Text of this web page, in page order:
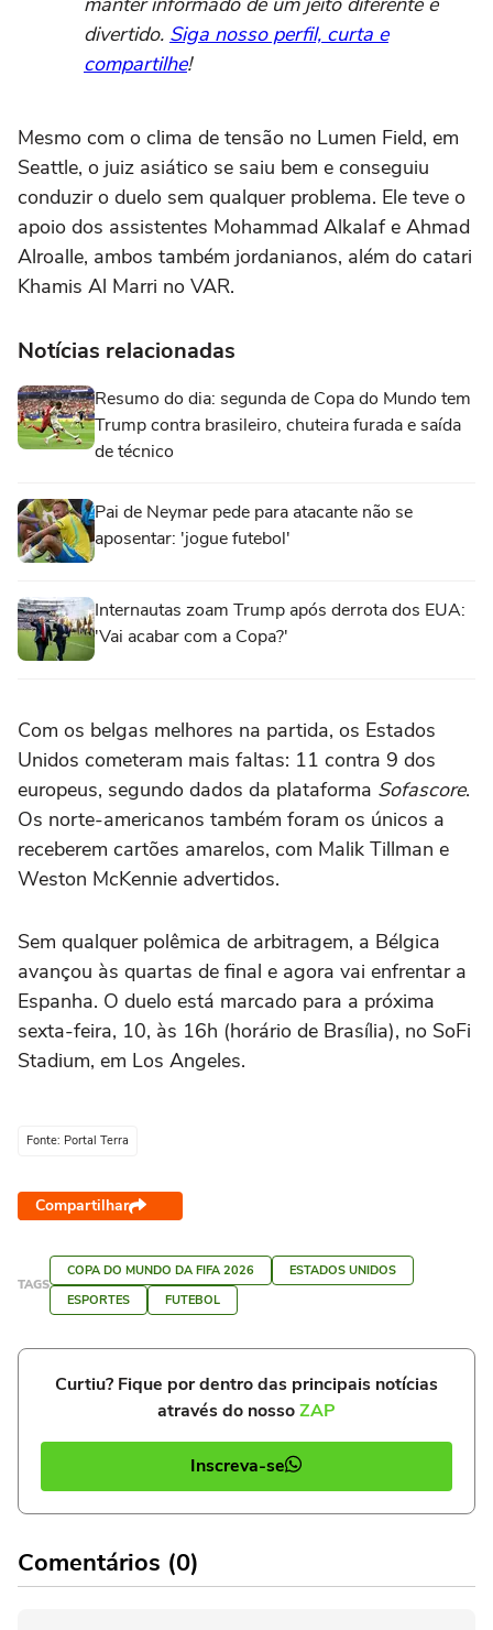
divertido. Siga nosso perfil, curta e
compartilhe!
Mesmo com o clima de tensão no Lumen Field, em
Seattle, o juiz asiático se saiu bem e conseguiu
conduzir o duelo sem qualquer problema. Ele teve o
apoio dos assistentes Mohammad Alkalaf e Ahmad
Alroalle, ambos também jordanianos, além do catari
Khamis Al Marri no VAR.
Notícias relacionadas
Resumo do dia: segunda de Copa do Mundo tem
Trump contra brasileiro, chuteira furada e saída
de técnico
Pai de Neymar pede para atacante não se
aposentar: 'jogue futebol'
Internautas zoam Trump após derrota dos EUA:
'Vai acabar com a Copa?'
Com os belgas melhores na partida, os Estados
Unidos cometeram mais faltas: 11 contra 9 dos
europeus, segundo dados da plataforma Sofascore.
Os norte-americanos também foram os únicos a
receberem cartões amarelos, com Malik Tillman e
Weston McKennie advertidos.
Sem qualquer polêmica de arbitragem, a Bélgica
avançou às quartas de final e agora vai enfrentar a
Espanha. O duelo está marcado para a próxima
sexta-feira, 10, às 16h (horário de Brasília), no SoFi
Stadium, em Los Angeles.
Fonte: Portal Terra
Compartilhar
TAGS
COPA DO MUNDO DA FIFA 2026
ESTADOS UNIDOS
ESPORTES
FUTEBOL
Curtiu? Fique por dentro das principais notícias
através do nossoZAP
Inscreva-se
Comentários (0)